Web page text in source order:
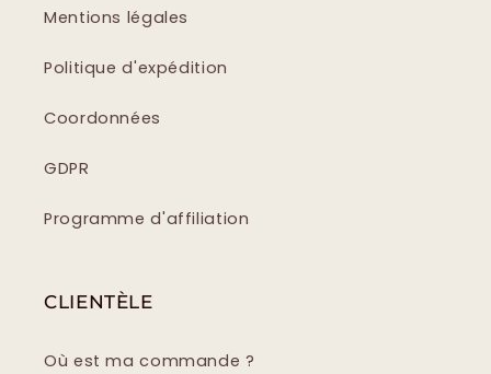
Mentions légales
Politique d'expédition
Coordonnées
GDPR
Programme d'affiliation
CLIENTÈLE
Où est ma commande ?